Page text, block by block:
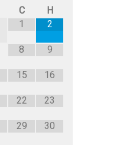
С
Н
1
2
8 9
15 16
22 23
29 30